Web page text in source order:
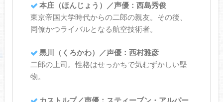
本庄（ほんじょう）／声優：西島秀俊
東京帝国大学時代からの二郎の親友。その後、
同僚かつライバルとなる航空技術者。
黒川（くろかわ）／声優：西村雅彦
二郎の上司。性格はせっかちで気むずかしい堅
物。
カストルプ／声優：スティーブン・アルパー